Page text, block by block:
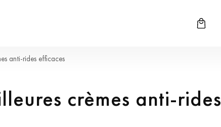
anti-rides efficaces
crèmes anti-rides